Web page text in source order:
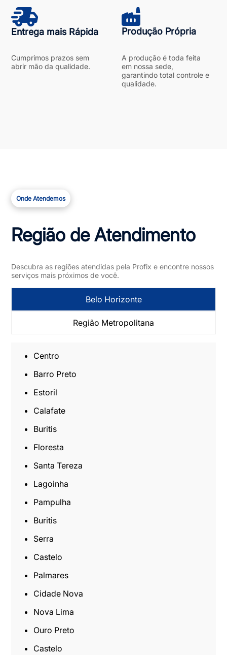
Entrega mais Rápida Produção Própria
Cumprimos prazos sem
abrir mão da qualidade.
A produção é toda feita
em nossa sede,
garantindo total controle e
qualidade.
Onde Atendemos
Região de Atendimento
Descubra as regiões atendidas pela Profix e encontre nossos
serviços mais próximos de você.
Belo Horizonte
Região Metropolitana
Centro
Barro Preto
Estoril
Calafate
Buritis
Floresta
Santa Tereza
Lagoinha
Pampulha
Buritis
Serra
Castelo
Palmares
Cidade Nova
Nova Lima
Ouro Preto
Castelo